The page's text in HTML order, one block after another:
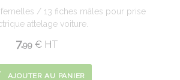
/ 13 fiches mâles pour prise
attelage voiture.
7.99 €HT
AJOUTER AU PANIER